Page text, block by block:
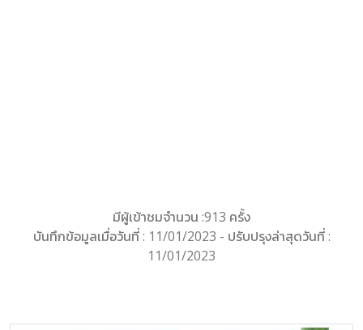
มีผู้เข้าชมจำนวน :913 ครั้ง
บันทึกข้อมูลเมื่อวันที่ : 11/01/2023 - ปรับปรุงล่าสุดวันที่ :
11/01/2023